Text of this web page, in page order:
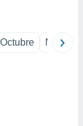
Octubre